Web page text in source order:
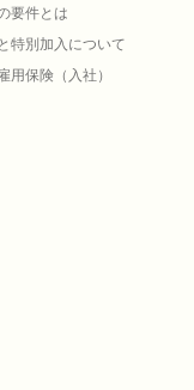
要件とは
特別加入について
用保険（入社）